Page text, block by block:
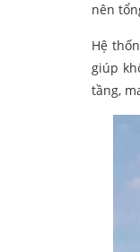
nên
Hệ
giúp
tầng,